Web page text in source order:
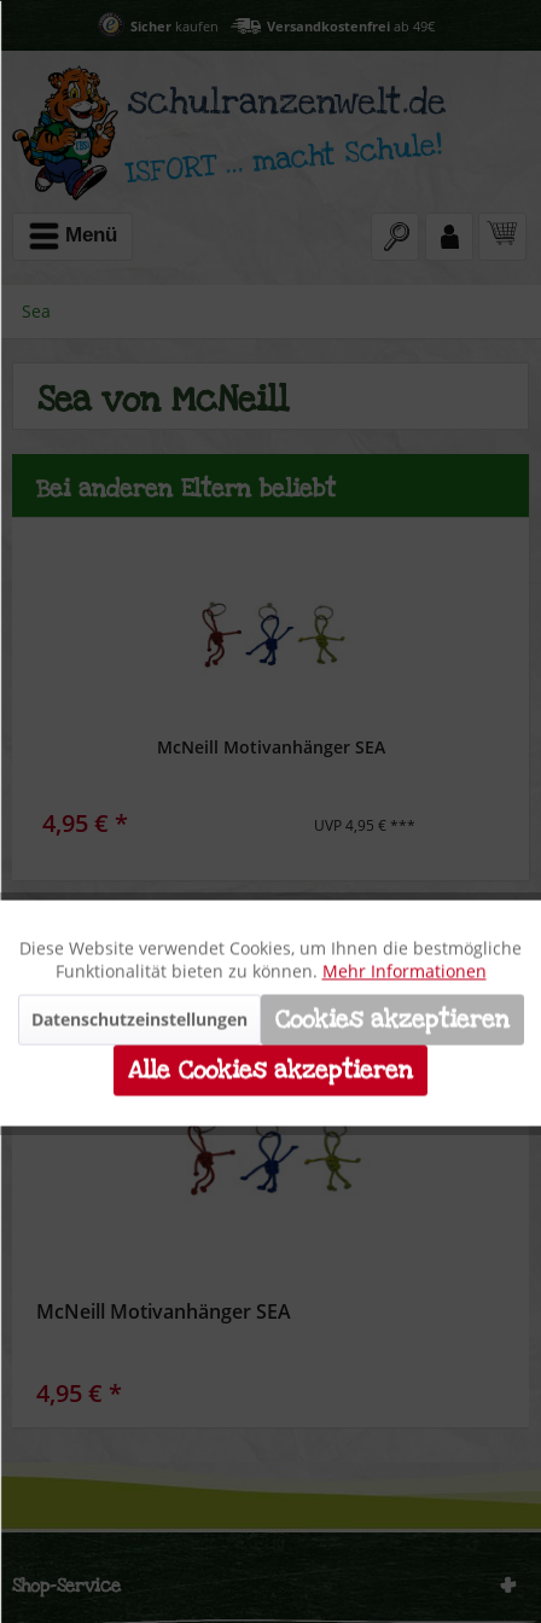
Sicherkaufen Versandkostenfreiab 49€
Menü
Sea
Sea von McNeill
Bei anderen Eltern beliebt
McNeill Motivanhänger SEA
4,95 € * UVP 4,95 € ***
McNeill Motivanhänger SEA
4,95 € *
Shop-Service
Funktionale Aktiv
Marketing Inaktiv
Inaktiv
Diese Website verwendet Cookies, um Ihnen die bestmögliche
Funktionalität bieten zu können. Mehr Informationen
Datenschutzeinstellungen
Cookies akzeptieren
Alle Cookies akzeptieren